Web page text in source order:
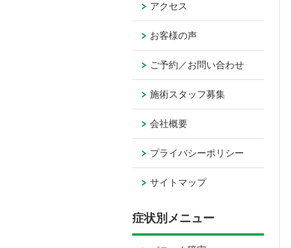
アクセス
お客様の声
ご予約／お問い合わせ
施術スタッフ募集
会社概要
プライバシーポリシー
サイトマップ
症状別メニュー